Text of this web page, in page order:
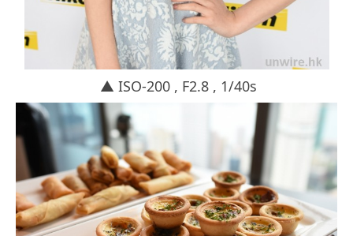
▲ ISO-200 , F2.8 , 1/40s